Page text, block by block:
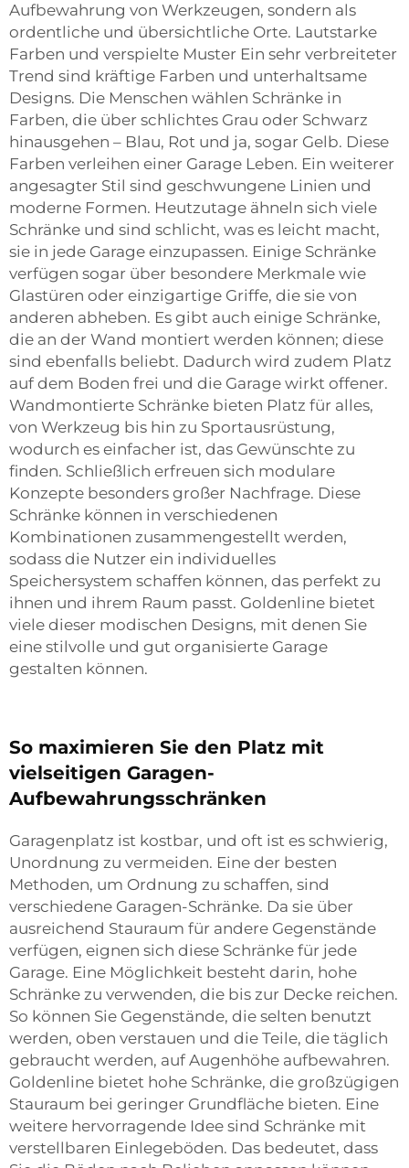
Aufbewahrung von Werkzeugen, sondern als
ordentliche und übersichtliche Orte. Lautstarke
Farben und verspielte Muster Ein sehr verbreiteter
Trend sind kräftige Farben und unterhaltsame
Designs. Die Menschen wählen Schränke in
Farben, die über schlichtes Grau oder Schwarz
hinausgehen – Blau, Rot und ja, sogar Gelb. Diese
Farben verleihen einer Garage Leben. Ein weiterer
angesagter Stil sind geschwungene Linien und
moderne Formen. Heutzutage ähneln sich viele
Schränke und sind schlicht, was es leicht macht,
sie in jede Garage einzupassen. Einige Schränke
verfügen sogar über besondere Merkmale wie
Glastüren oder einzigartige Griffe, die sie von
anderen abheben. Es gibt auch einige Schränke,
die an der Wand montiert werden können; diese
sind ebenfalls beliebt. Dadurch wird zudem Platz
auf dem Boden frei und die Garage wirkt offener.
Wandmontierte Schränke bieten Platz für alles,
von Werkzeug bis hin zu Sportausrüstung,
wodurch es einfacher ist, das Gewünschte zu
finden. Schließlich erfreuen sich modulare
Konzepte besonders großer Nachfrage. Diese
Schränke können in verschiedenen
Kombinationen zusammengestellt werden,
sodass die Nutzer ein individuelles
Speichersystem schaffen können, das perfekt zu
ihnen und ihrem Raum passt. Goldenline bietet
viele dieser modischen Designs, mit denen Sie
eine stilvolle und gut organisierte Garage
gestalten können.
So maximieren Sie den Platz mit
vielseitigen Garagen-
Aufbewahrungsschränken
Garagenplatz ist kostbar, und oft ist es schwierig,
Unordnung zu vermeiden. Eine der besten
Methoden, um Ordnung zu schaffen, sind
verschiedene Garagen-Schränke. Da sie über
ausreichend Stauraum für andere Gegenstände
verfügen, eignen sich diese Schränke für jede
Garage. Eine Möglichkeit besteht darin, hohe
Schränke zu verwenden, die bis zur Decke reichen.
So können Sie Gegenstände, die selten benutzt
werden, oben verstauen und die Teile, die täglich
gebraucht werden, auf Augenhöhe aufbewahren.
Goldenline bietet hohe Schränke, die großzügigen
Stauraum bei geringer Grundfläche bieten. Eine
weitere hervorragende Idee sind Schränke mit
verstellbaren Einlegeböden. Das bedeutet, dass